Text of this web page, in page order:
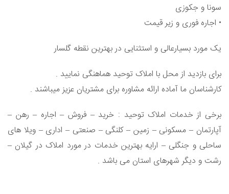
سونا و جکوزی
• اجاره فوری و زیر قیمت
یک مورد بسیارعالی و استثنایی در بهترین نقطه گلسار
برای بازدید از محل با املاک توحید هماهنگی نمایید .
کارشناسان ما آماده ارائه مشاوره برای مشتریان عزیز میباشند .
برخی از خدمات املاک توحید : خرید – فروش – اجاره – رهن –
آپارتمان – مسکونی – زمین – کلنگی – صنعتی – اداری – ویلا های
ساحلی و جنگلی – ارایه بهترین خدمات در مورد املاک در گیلان –
رشت و دیگر شهرهای استان می باشد .